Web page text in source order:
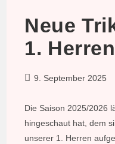
Neue
1. Herren
Beitrag
9. September 2025
Die Saison 2025/2026
hingeschaut hat, dem
unserer 1. Herren